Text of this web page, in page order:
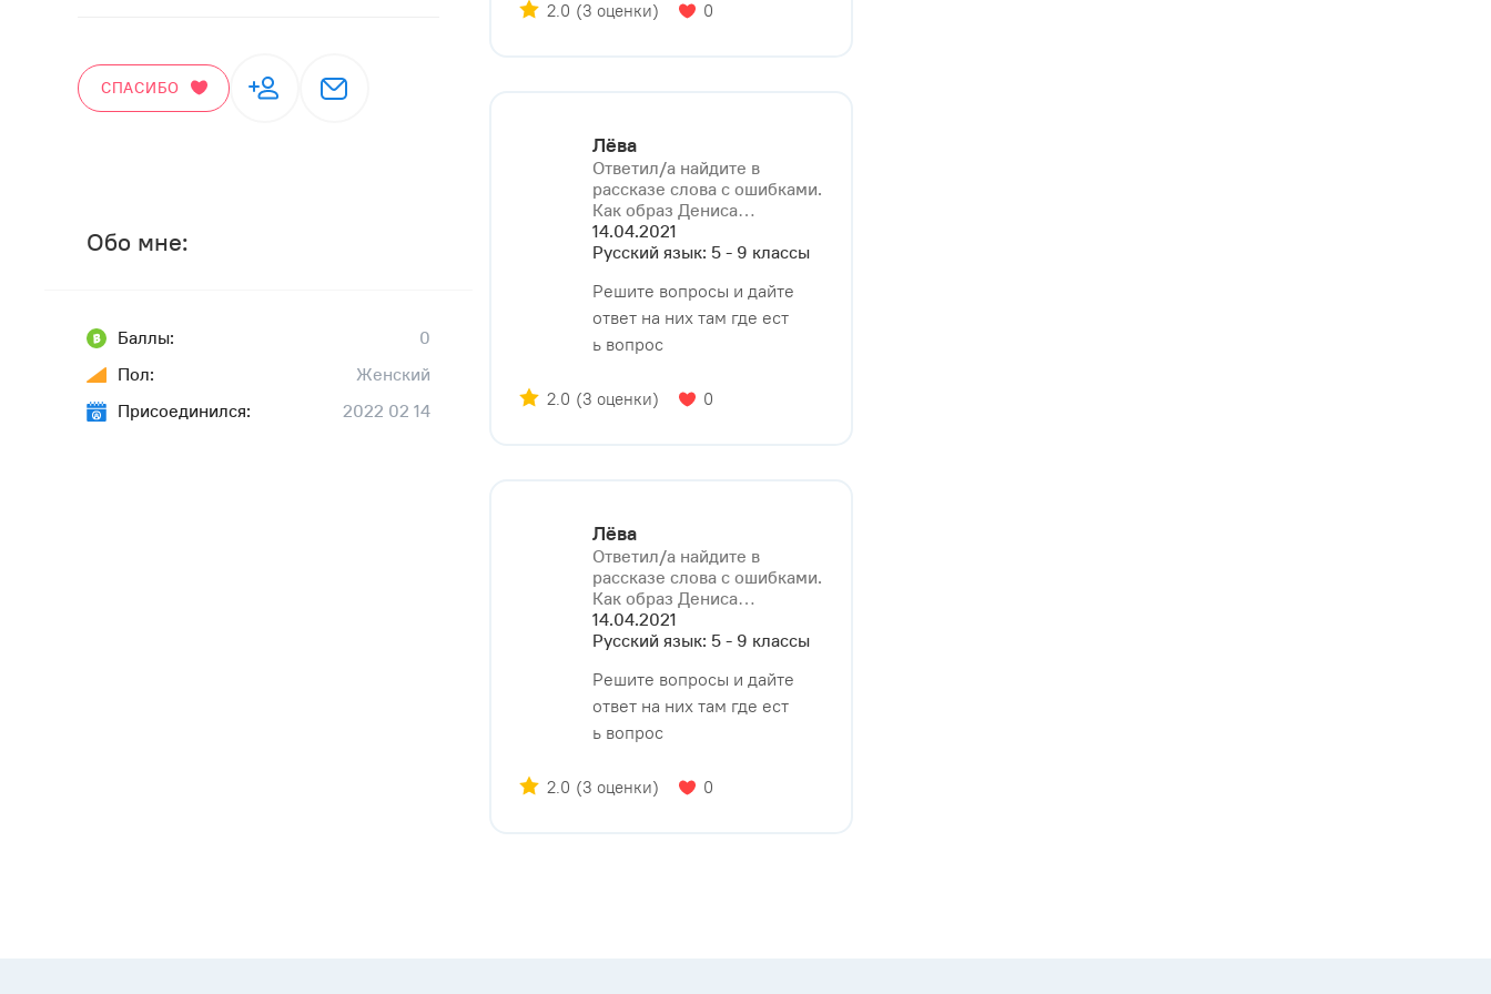
СПАСИБО
Обо мне:
Баллы:
0
Пол:
Женский
Присоединился:
2022 02 14
2.0 (3 оценки) 0
Лёва
Ответил/a найдите в
рассказе слова с ошибками.
Как образ Дениса⁠…
14.04.2021
Русский язык: 5 - 9 классы
Решите вопросы и дайте
ответ на них там где ест
ь вопрос
2.0 (3 оценки) 0
Лёва
Ответил/a найдите в
рассказе слова с ошибками.
Как образ Дениса⁠…
14.04.2021
Русский язык: 5 - 9 классы
Решите вопросы и дайте
ответ на них там где ест
ь вопрос
2.0 (3 оценки) 0